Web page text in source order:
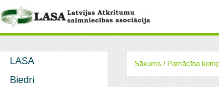
Sākums / Pamācība
LASA
Biedri